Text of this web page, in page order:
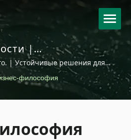
|
решения по
фольгой и
для глобальных
| Устойчивые решения для
косметики, текстиля и
философия